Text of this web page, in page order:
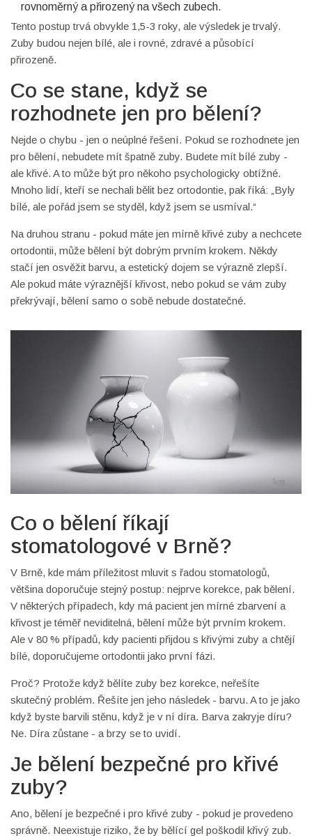
rovnoměrný a přirozený na všech zubech.
Tento postup trvá obvykle 1,5-3 roky, ale výsledek je trvalý.
Zuby budou nejen bílé, ale i rovné, zdravé a působící
přirozeně.
Co se stane, když se
rozhodnete jen pro bělení?
Nejde o chybu - jen o neúplné řešení. Pokud se rozhodnete jen
pro bělení, nebudete mít špatně zuby. Budete mít bílé zuby -
ale křivé. A to může být pro někoho psychologicky obtížné.
Mnoho lidí, kteří se nechali bělit bez ortodontie, pak říká: „Byly
bílé, ale pořád jsem se styděl, když jsem se usmíval.“
Na druhou stranu - pokud máte jen mírně křivé zuby a nechcete
ortodontii, může bělení být dobrým prvním krokem. Někdy
stačí jen osvěžit barvu, a estetický dojem se výrazně zlepší.
Ale pokud máte výraznější křivost, nebo pokud se vám zuby
překrývají, bělení samo o sobě nebude dostatečné.
Co o bělení říkají
stomatologové v Brně?
V Brně, kde mám příležitost mluvit s řadou stomatologů,
většina doporučuje stejný postup: nejprve korekce, pak bělení.
V některých případech, kdy má pacient jen mírné zbarvení a
křivost je téměř neviditelná, bělení může být prvním krokem.
Ale v 80 % případů, kdy pacienti přijdou s křivými zuby a chtějí
bílé, doporučujeme ortodontii jako první fázi.
Proč? Protože když bělíte zuby bez korekce, neřešíte
skutečný problém. Řešíte jen jeho následek - barvu. A to je jako
když byste barvili stěnu, když je v ní díra. Barva zakryje díru?
Ne. Díra zůstane - a brzy se to uvidí.
Je bělení bezpečné pro křivé
zuby?
Ano, bělení je bezpečné i pro křivé zuby - pokud je provedeno
správně. Neexistuje riziko, že by bělící gel poškodil křivý zub.